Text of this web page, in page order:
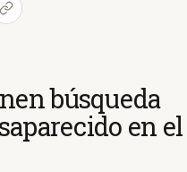
búsqueda
en el